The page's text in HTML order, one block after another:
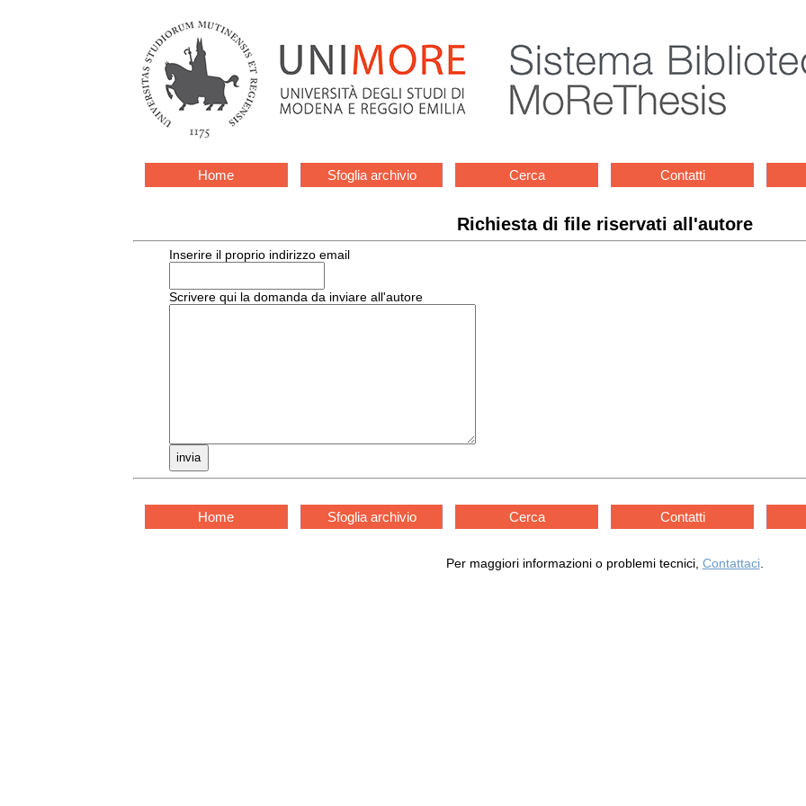
Home Sfoglia archivio Cerca Contatti
Richiesta di file riservati all'autore
Inserire il proprio indirizzo email
Scrivere qui la domanda da inviare all'autore
Home Sfoglia archivio Cerca Contatti
Per maggiori informazioni o problemi tecnici, Contattaci.